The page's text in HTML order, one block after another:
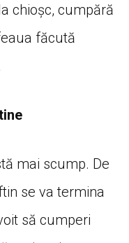
chioșc, cumpără
făcută
mai scump. De
se va termina
să cumperi